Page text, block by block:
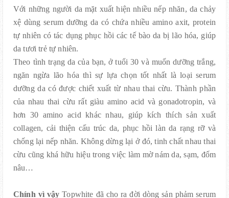
Với những người da mặt xuất hiện nhiều nếp nhăn, da chảy
xệ dùng serum dưỡng da có chứa nhiều amino axit, protein
tự nhiên có tác dụng phục hồi các tế bào da bị lão hóa, giúp
da tươi trẻ tự nhiên.
Theo tình trạng da của bạn, ở tuổi 30 và muốn dưỡng trắng,
ngăn ngừa lão hóa thì sự lựa chọn tốt nhất là loại serum
dưỡng da có được chiết xuất từ nhau thai cừu. Thành phần
của nhau thai cừu rất giàu amino acid và gonadotropin, và
hơn 30 amino acid khác nhau, giúp kích thích sản xuất
collagen, cải thiện cấu trúc da, phục hồi làn da rạng rỡ và
chống lại nếp nhăn. Không dừng lại ở đó, tinh chất nhau thai
cừu cũng khá hữu hiệu trong việc làm mờ nám da, sạm, đốm
nâu…
Chính vì vậy Topwhite đã cho ra đời dòng sản phảm serum